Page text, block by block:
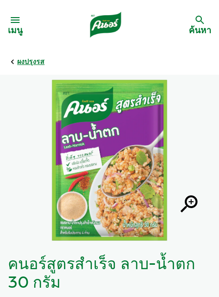
เมนู
กลับ
เมนูอาหารตามวัตถุดิบ
เมนูอาหารตามประเภทการทำ
เมนูอาหารประจำภาค
ค้นหา
ผงปรุงรส
คนอร์สูตรสำเร็จ ลาบ-น้ำตก
30 กรัม